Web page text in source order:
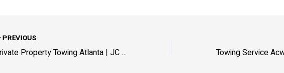
PREVIOUS
Private Property Towing Atlanta | JC Rapid Towing – Fast